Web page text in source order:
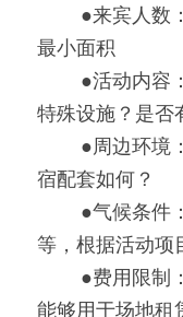
●来宾人数
最小面积
●活动内容
特殊设施？是否
●周边环境
宿配套如何？
●气候条件
等，根据活动项
●费用限制
能够用于场地租